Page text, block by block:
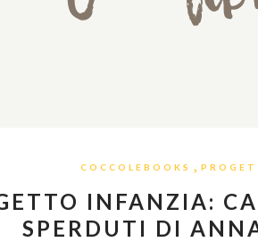
COCCOLEBOOKS ,
INFANZIA:
SPERDUTI DI